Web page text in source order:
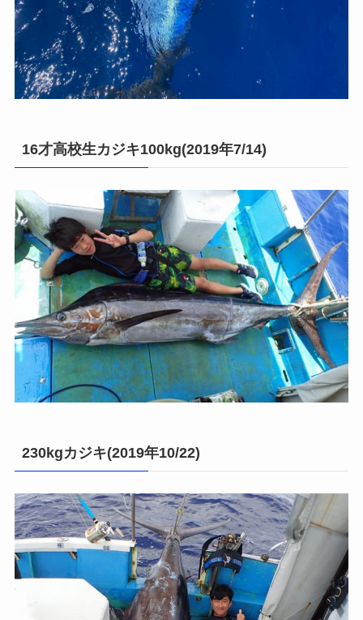
16才高校生カジキ100kg(2019年7/14)
230kgカジキ(2019年10/22)